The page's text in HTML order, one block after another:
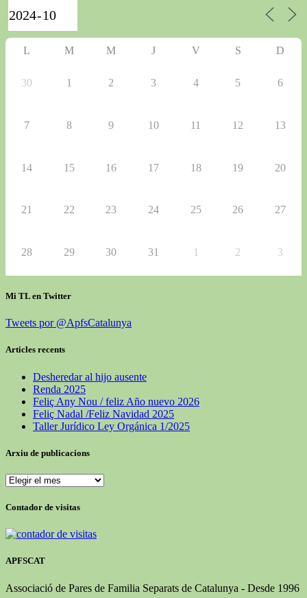
L M M J V S D
30 1 2 3 4 5 6
7 8 9 10 11 12 13
14 15 16 17 18 19 20
21 22 23 24 25 26 27
28 29 30 31 1 2 3
Mi TL en Twitter
Tweets por @ApfsCatalunya
Articles recents
Desheredar al hijo ausente
Renda 2025
Feliç Any Nou / feliz Año nuevo 2026
Feliç Nadal /Feliz Navidad 2025
Taller Jurídico Ley Orgánica 1/2025
Arxiu de publicacions
Arxiu
publicacions
Contador de visitas
APFSCAT
Associació de Pares de Familia Separats de Catalunya - Desde 1996